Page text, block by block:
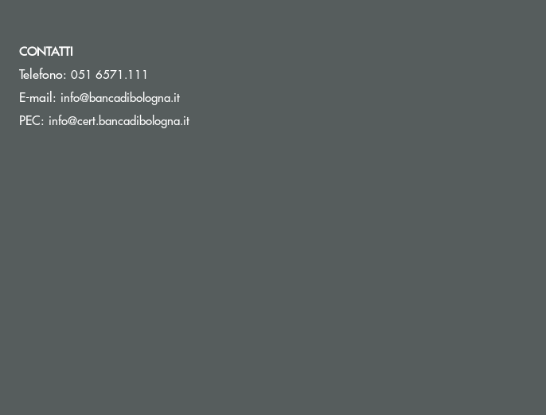
CONTATTI
Telefono: 051 6571.111
E-mail: info@bancadibologna.it(si apre l’app di posta elettronica)
PEC: info@cert.bancadibologna.it(si apre l’app di posta elettronica)